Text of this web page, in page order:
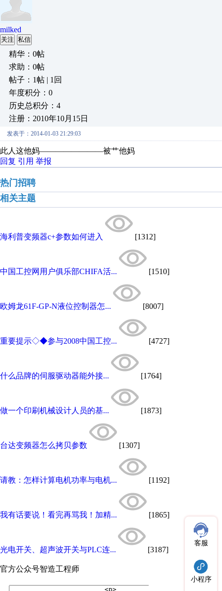
milked
关注 私信
精华：0帖
求助：0帖
帖子：1帖 | 1回
年度积分：0
历史总积分：4
注册：2010年10月15日
发表于：2014-01-03 21:29:03
此人这他妈————————被艹他妈
回复 引用 举报
热门招聘
相关主题
海利普变频器c+参数如何进入 [1312]
中国工控网用户俱乐部CHIFA活... [1510]
欧姆龙61F-GP-N液位控制器怎... [8007]
重要提示◇◆参与2008中国工控... [4727]
什么品牌的伺服驱动器能外接... [1764]
做一个印刷机械设计人员的基... [1873]
台达变频器怎么拷贝参数 [1307]
请教：怎样计算电机功率与电机... [1192]
我有话要说！看完再骂我！加精... [1865]
光电开关、超声波开关与PLC连... [3187]
官方公众号智造工程师
客服
小程序